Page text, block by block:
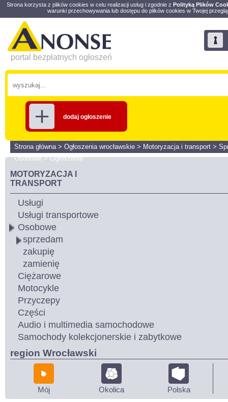
Strona korzysta z plików cookies w celu realizacji usług i zgodnie z Polityką Plików
warunki przechowywania lub dostępu do plików cookies w Twojej
portal bezpłatnych ogłoszeń
dodaj ogłoszenie
Strona główna> Ogłoszenia wrocławskie > Motoryzacja i transport >
Osobowe>Ogłoszenie
MOTORYZACJA I
TRANSPORT
Usługi
Usługi transportowe
Osobowe
sprzedam
zakupię
zamienię
Ciężarowe
Motocykle
Przyczepy
Części
Audio i multimedia samochodowe
Samochody kolekcjonerskie i zabytkowe
region Wrocławski
Mój Okolica Polska